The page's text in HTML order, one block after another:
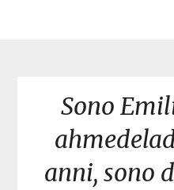
Sono
anni, sono